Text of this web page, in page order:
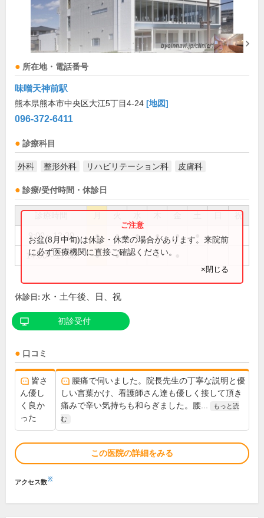
所在地・電話番号
味噌天神前駅
熊本県熊本市中央区大江5丁目4-24 [地図]
096-372-6411
診療科目
外科 整形外科 リハビリテーション科 皮膚科
診療/受付時間・休診日
祝
9:00～12:30 ● ● ● ● ●
14:00～17:30 ● ● ●
お盆(8月中旬)は休診・休業の場合があります。来院前
に必ず医療機関に直接ご確認ください。
×閉じる
休診日: 水・土午後、日、祝
初診受付
口コミ
皆さ
ん優し
く良か
った
腰痛で伺いました。院長先生の丁寧な説明と優
しい言葉かけ、看護師さん達も優しく接して頂き
痛みで辛い気持ちも和らぎました。腰...
もっと読
む
この医院の詳細をみる
アクセス数※